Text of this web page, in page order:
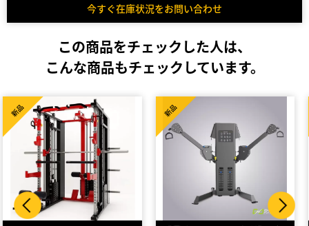
今すぐ在庫状況をお問い合わせ
この商品をチェックした人は、
こんな商品もチェックしています。
新品 新品